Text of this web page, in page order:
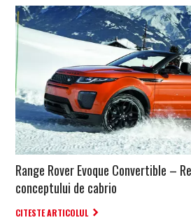
Range Rover Evoque Convertible –
conceptului de cabrio
CITESTE ARTICOLUL